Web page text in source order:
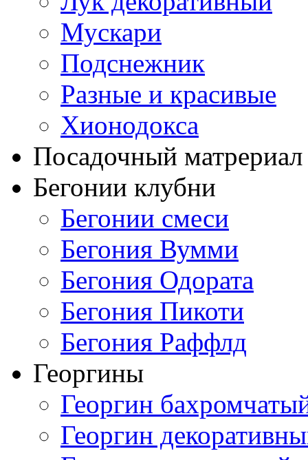
Мускари
Подснежник
Разные и красивые
Хионодокса
Посадочный матрериал
Бегонии клубни
Бегонии смеси
Бегония Вумми
Бегония Одората
Бегония Пикоти
Бегония Раффлд
Георгины
Георгин
Георгин